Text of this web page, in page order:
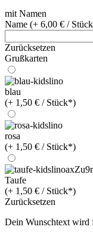
mit Namen
Name (+ 6,00 € /
Zurücksetzen
Grußkarten
blau
(+ 1,50 € / Stück*)
rosa
(+ 1,50 € / Stück*)
Taufe
(+ 1,50 € / Stück*)
Zurücksetzen
Dein Wunschtext wird